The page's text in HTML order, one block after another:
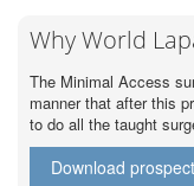
Why World
The Minimal Access
manner that after this
to do all the taught
Download